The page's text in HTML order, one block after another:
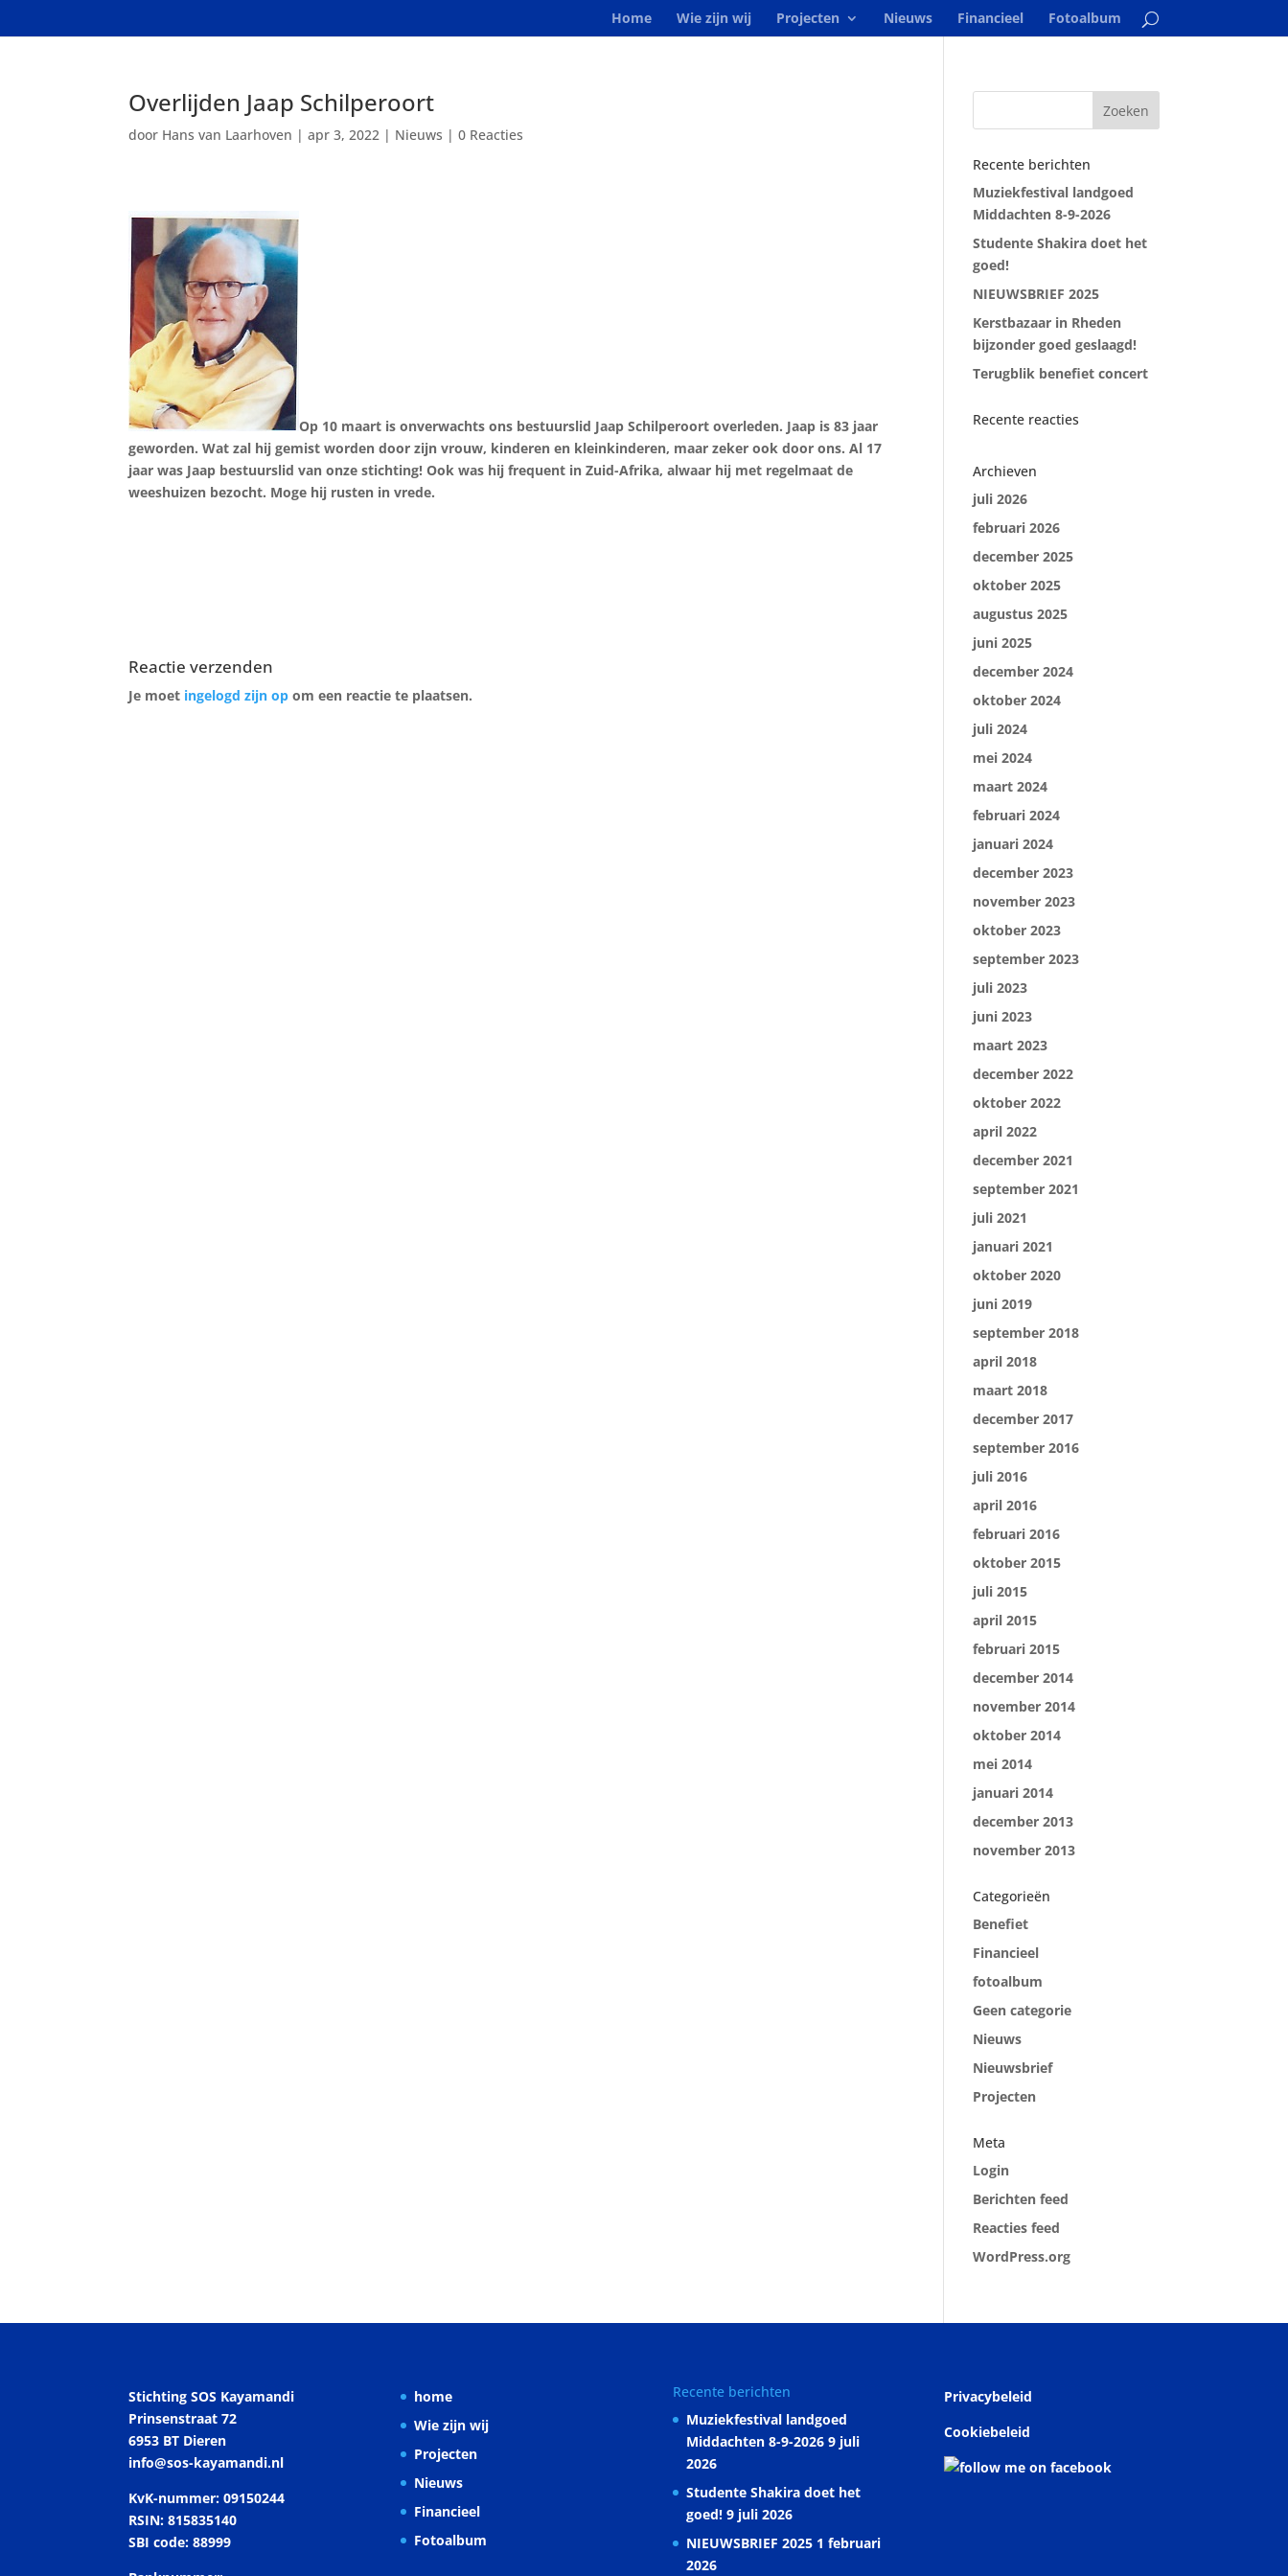
Home Wie zijn wij Projecten Nieuws Financieel Fotoalbum
Overlijden Jaap Schilperoort
door Hans van Laarhoven |apr 3, 2022 | Nieuws |0 Reacties
Op 10 maart is onverwachts ons bestuurslid Jaap Schilperoort overleden. Jaap is 83 jaar
geworden. Wat zal hij gemist worden door zijn vrouw, kinderen en kleinkinderen, maar zeker ook door ons. Al 17
jaar was Jaap bestuurslid van onze stichting! Ook was hij frequent in Zuid-Afrika, alwaar hij met regelmaat de
weeshuizen bezocht. Moge hij rusten in vrede.
Reactie verzenden
Je moet ingelogd zijn op om een reactie te plaatsen.
Recente berichten
Muziekfestival landgoed
Middachten 8-9-2026
Studente Shakira doet het
goed!
NIEUWSBRIEF 2025
Kerstbazaar in Rheden
bijzonder goed geslaagd!
Terugblik benefiet concert
Recente reacties
Archieven
juli 2026
februari 2026
december 2025
oktober 2025
augustus 2025
juni 2025
december 2024
oktober 2024
juli 2024
mei 2024
maart 2024
februari 2024
januari 2024
december 2023
november 2023
oktober 2023
september 2023
juli 2023
juni 2023
maart 2023
december 2022
oktober 2022
april 2022
december 2021
september 2021
juli 2021
januari 2021
oktober 2020
juni 2019
september 2018
april 2018
maart 2018
december 2017
september 2016
juli 2016
april 2016
februari 2016
oktober 2015
juli 2015
april 2015
februari 2015
december 2014
november 2014
oktober 2014
mei 2014
januari 2014
december 2013
november 2013
Categorieën
Benefiet
Financieel
fotoalbum
Geen categorie
Nieuws
Nieuwsbrief
Projecten
Meta
Login
Berichten feed
Reacties feed
WordPress.org
Stichting SOS Kayamandi
Prinsenstraat 72
6953 BT Dieren
info@sos-kayamandi.nl
KvK-nummer: 09150244
RSIN: 815835140
SBI code: 88999
home
Wie zijn wij
Projecten
Nieuws
Financieel
Fotoalbum
Recente berichten
Muziekfestival landgoed
Middachten 8-9-2026 9 juli
2026
Studente Shakira doet het
goed! 9 juli 2026
NIEUWSBRIEF 2025 1 februari
2026
Privacybeleid
Cookiebeleid